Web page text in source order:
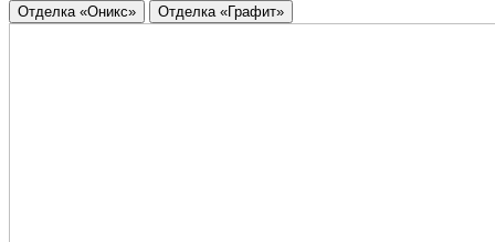
Отделка «Оникс» Отделка «Графит»